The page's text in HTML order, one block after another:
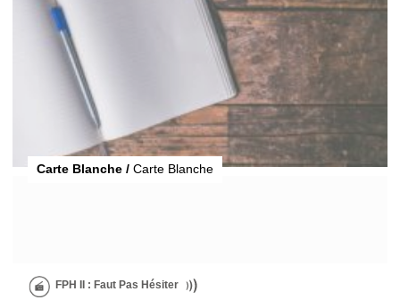
Carte Blanche / Carte Blanche
FPH II : Faut Pas Hésiter